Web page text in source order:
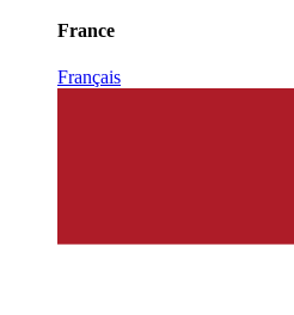
France
Français